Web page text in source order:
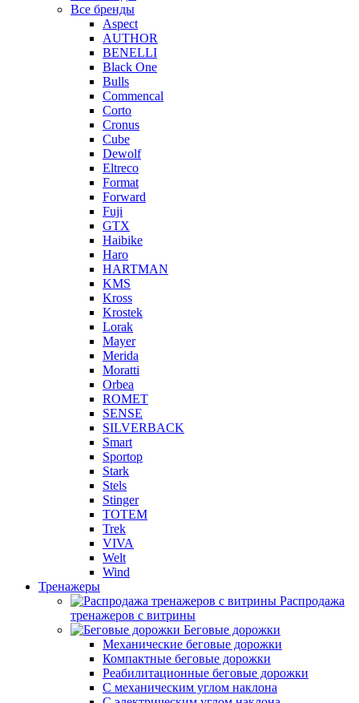
Все бренды
Aspect
AUTHOR
BENELLI
Black One
Bulls
Commencal
Corto
Cronus
Cube
Dewolf
Eltreco
Format
Forward
Fuji
GTX
Haibike
Haro
HARTMAN
KMS
Kross
Krostek
Lorak
Mayer
Merida
Moratti
Orbea
ROMET
SENSE
SILVERBACK
Smart
Sportop
Stark
Stels
Stinger
TOTEM
Trek
VIVA
Welt
Wind
Тренажеры
Распродажа
тренажеров с витрины
Беговые дорожки
Механические беговые дорожки
Компактные беговые дорожки
Реабилитационные беговые дорожки
С механическим углом наклона